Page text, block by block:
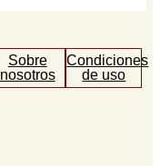
Sobre
nosotros
Condiciones
de uso